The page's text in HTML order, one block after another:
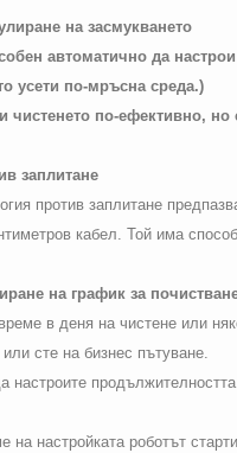
на засмукването
автоматично да
усети по-мръсна среда.)
чистенето по-ефективно,
заплитане
против заплитане
кабел. Той има
на график за
в деня на чистене или
сте на бизнес пътуване.
на настройката роботът